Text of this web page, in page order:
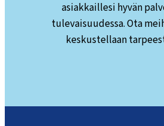
asiakkaillesi hyvän
tulevaisuudessa. Ota
keskustellaan